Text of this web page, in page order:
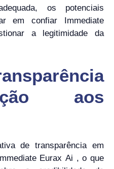
os potenciais
em confiar Immediate
a legitimidade da
aos
de transparência em
Eurax Ai , o que